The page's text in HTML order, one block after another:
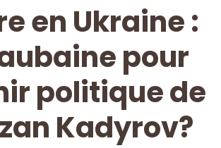
en Ukraine :
pour
politique de
Kadyrov?